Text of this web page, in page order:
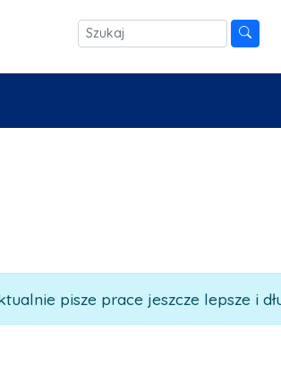
pisze prace jeszcze lepsze i